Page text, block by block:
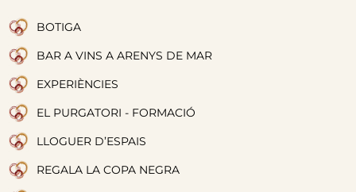
BOTIGA
BAR A VINS A ARENYS DE MAR
EXPERIÈNCIES
EL PURGATORI - FORMACIÓ
LLOGUER D’ESPAIS
REGALA LA COPA NEGRA